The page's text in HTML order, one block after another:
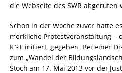
die Webseite des SWR abgerufen
Schon in der Woche zuvor hatte
merkliche Protestveranstaltung –
KGT initiert, gegeben. Bei einer
zum „Wandel der
Stoch am 17. Mai 2013 vor der